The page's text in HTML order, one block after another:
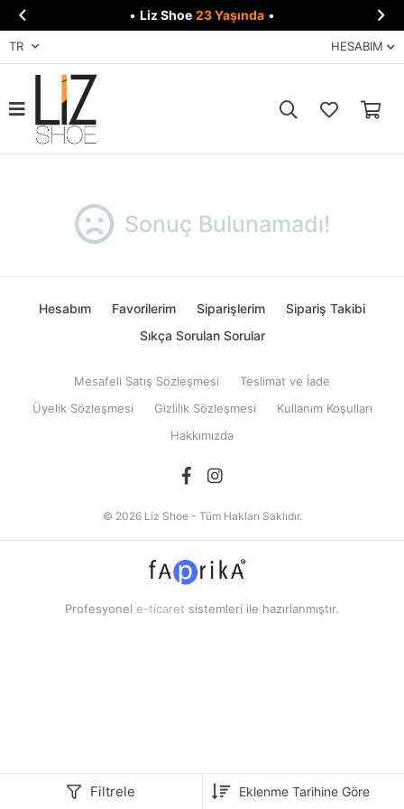
 • Liz Shoe 23 Yaşında • 
TR HESABIM
Filtrele
Sonuç Bulunamadı!
Hesabım Favorilerim Siparişlerim
Sipariş Takibi
Sıkça Sorulan Sorular
Mesafeli Satış Sözleşmesi
Teslimat ve İade
Üyelik Sözleşmesi
Gizlilik Sözleşmesi
Kullanım Koşulları
Hakkımızda
© 2026 Liz Shoe - Tüm Hakları Saklıdır.
Profesyonel e-ticaret sistemleri ile hazırlanmıştır.